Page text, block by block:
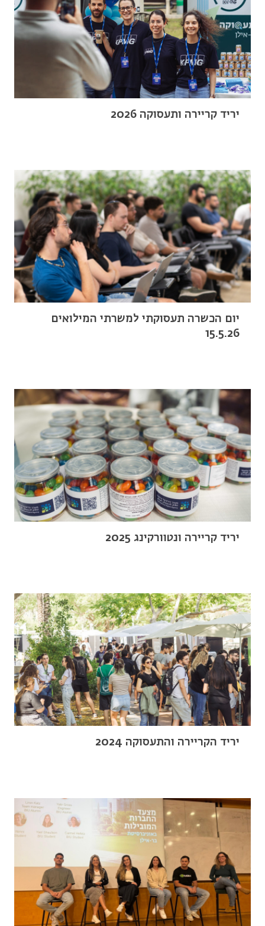
יריד קריירה ותעסוקה 2026
יום הכשרה תעסוקתי למשרתי המילואים
15.5.26
יריד קריירה ונטוורקינג 2025
יריד הקריירה והתעסוקה 2024